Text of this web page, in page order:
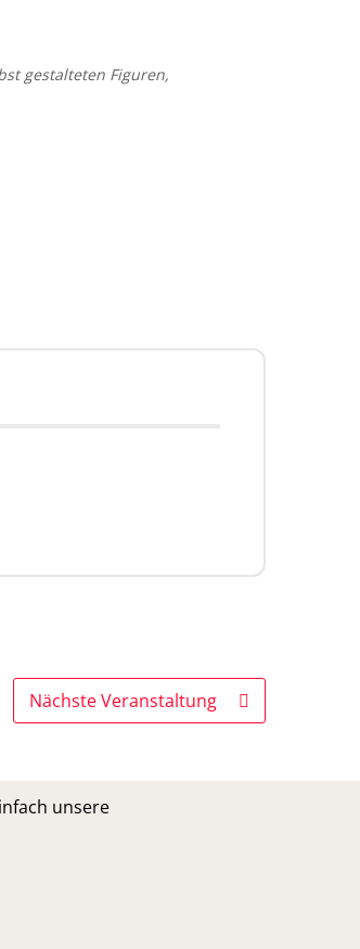
gestalteten Figuren,
Nächste Veranstaltung
unsere